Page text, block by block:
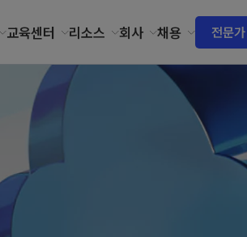
교육센터 리소스 회사 채용